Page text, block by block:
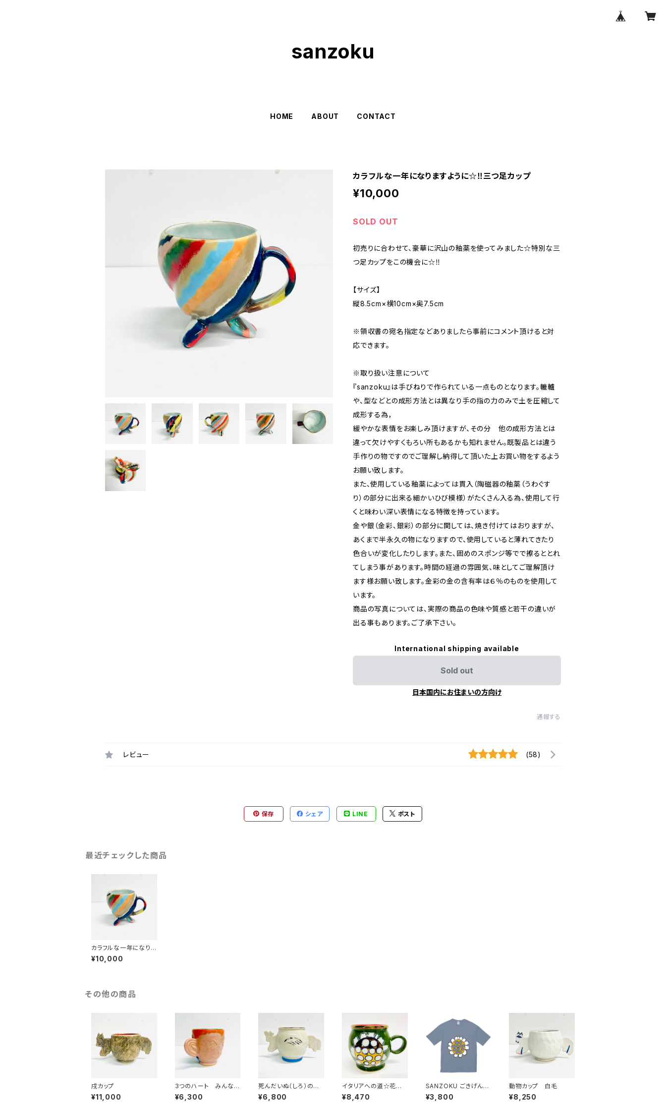
sanzoku
HOME ABOUT CONTACT
カラフルな一年になりますように☆‼︎三つ足カップ
¥10,000
SOLD OUT
初売りに合わせて、豪華に沢山の釉薬を使ってみました☆特別な三
つ足カップをこの機会に☆‼︎
【サイズ】
縦8.5cm×横10cm×奥7.5cm
※領収書の宛名指定などありましたら事前にコメント頂けると対
応できます。
※取り扱い注意について
『sanzoku』は手びねりで作られている一点ものとなります。轆轤
や、型などとの成形方法とは異なり手の指の力のみで土を圧縮して
成形する為，
緩やかな表情をお楽しみ頂けますが、その分 他の成形方法とは
違って欠けやすくもろい所もあるかも知れません。既製品とは違う
手作りの物ですのでご理解し納得して頂いた上お買い物をするよう
お願い致します。
また、使用している釉薬によっては貫入（陶磁器の釉薬（うわぐす
り）の部分に出来る細かいひび模様）がたくさん入る為、使用して行
くと味わい深い表情になる特徴を持っています。
金や銀（金彩、銀彩）の部分に関しては、焼き付けてはおりますが、
あくまで半永久の物になりますので、使用していると薄れてきたり
色合いが変化したりします。また、固めのスポンジ等でで擦るととれ
てしまう事があります。時間の経過の雰囲気、味としてご理解頂け
ます様お願い致します。金彩の金の含有率は６％のものを使用して
います。
商品の写真については、実際の商品の色味や質感と若干の違いが
出る事もあります。ご了承下さい。
International shipping available
Sold out
日本国内にお住まいの方向け
通報する
レビュー (58)
保存 シェア LINE ポスト
最近チェックした商品
カラフルな一年になりま
すように☆‼︎三つ足カッ
プ
¥10,000
その他の商品
戌カップ
¥11,000
3つのハート みんなの
SANZOKU☆
¥6,300
死んだいぬ（しろ）のカッ
プ みんなのSANZOK
U☆
¥6,800
イタリアへの道☆花カッ
プ オリーブ
¥8,470
SANZOKU ごきげんビ
ッグシルエットT★（アシ
ッドブルー）
¥3,800
動物カップ 白毛
¥8,250